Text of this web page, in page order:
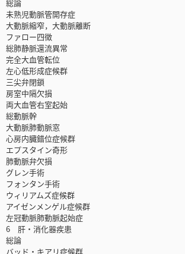
総論
未熟児動脈管開存症
大動脈縮窄，大動脈離断
ファロー四徴
総肺静脈還流異常
完全大血管転位
左心低形成症候群
三尖弁閉鎖
房室中隔欠損
両大血管右室起始
総動脈幹
大動脈肺動脈窓
心房内臓錯位症候群
エプスタイン奇形
肺動脈弁欠損
グレン手術
フォンタン手術
ウィリアムズ症候群
アイゼンメンゲル症候群
左冠動脈肺動脈起始症
6 肝・消化器疾患
総論
バッド・キアリ症候群